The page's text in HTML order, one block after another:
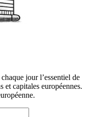
jour l’essentiel de
et capitales européennes.